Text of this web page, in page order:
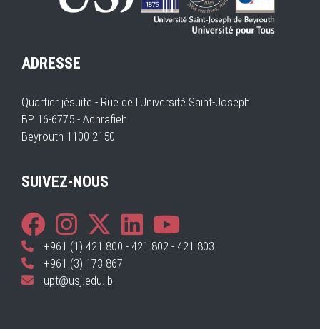
ADRESSE
Quartier jésuite - Rue de l'Université Saint-Joseph
BP 16-6775 - Achrafieh
Beyrouth 1100 2150
SUIVEZ-NOUS
+961 (1) 421 800 - 421 802 - 421 803
+961 (3) 173 867
upt@usj.edu.lb